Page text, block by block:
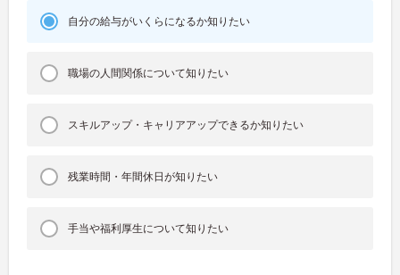
自分の給与がいくらになるか知りたい
職場の人間関係について知りたい
スキルアップ・キャリアアップできるか知りたい
残業時間・年間休日が知りたい
手当や福利厚生について知りたい